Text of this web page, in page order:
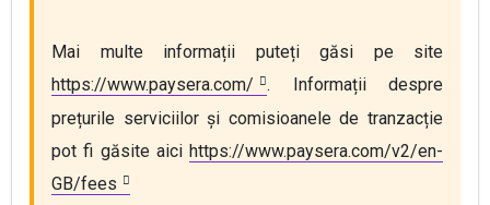
https://www.paysera.com/
. Informații despre
prețurile serviciilor și comisioanele de tranzacție
pot fi găsite aici https://www.paysera.com/v2/en-
GB/fees